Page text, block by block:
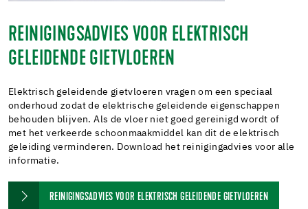
REINIGINGSADVIES VOOR ELEKTRISCH
GELEIDENDE GIETVLOEREN
Elektrisch geleidende gietvloeren vragen om een speciaal
onderhoud zodat de elektrische geleidende eigenschappen
behouden blijven. Als de vloer niet goed gereinigd wordt of
met het verkeerde schoonmaakmiddel kan dit de elektrisch
geleiding verminderen. Download het reinigingadvies voor alle
informatie.
REINIGINGSADVIES VOOR ELEKTRISCH GELEIDENDE GIETVLOEREN